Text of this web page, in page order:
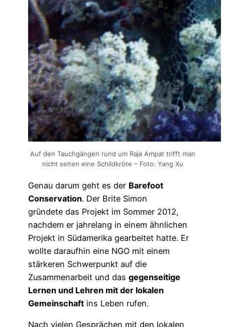
Auf den Tauchgängen rund um Raja Ampat trifft man
nicht selten eine Schildkröte – Foto: Yang Xu
Genau darum geht es der Barefoot
Conservation. Der Brite Simon
gründete das Projekt im Sommer 2012,
nachdem er jahrelang in einem ähnlichen
Projekt in Südamerika gearbeitet hatte. Er
wollte daraufhin eine NGO mit einem
stärkeren Schwerpunkt auf die
Zusammenarbeit und das gegenseitige
Lernen und Lehren mit der lokalen
Gemeinschaft ins Leben rufen.
Nach vielen Gesprächen mit den lokalen